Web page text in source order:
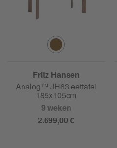
Fritz Hansen
Analog™ JH63 eettafel
185x105cm
9 weken
2.699,00 €